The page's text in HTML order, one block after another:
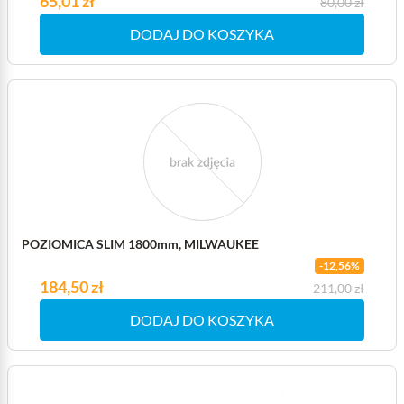
DODAJ DO KOSZYKA
POZIOMICA SLIM 1800mm, MILWAUKEE
-12,56%
Cena
184,50 zł
Cena podstawowa 211,00 zł
DODAJ DO KOSZYKA